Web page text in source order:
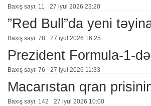
Baxış sayı: 11 27 i̇yul 2026 23:20
”Red Bull”da yeni
Baxış sayı: 78 27 i̇yul 2026 16:25
Prezident Formula-1-
Baxış sayı: 76 27 i̇yul 2026 11:33
Macarıstan qran
Baxış sayı: 142 27 i̇yul 2026 10:00